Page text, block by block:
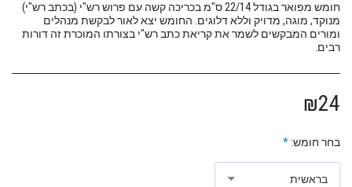
חומש מפואר בגודל 22/14 ס"מ בכריכה קשה עם פרוש רש"י (בכתב רש"י)
מנוקד, מוגה, מדויק וללא דלוגים. החומש יצא לאור לבקשת מנהלים
ומורים המבקשים לשמר את קריאת כתב רש"י בצורתו המוכרת זה דורות
רבים.
₪24
בחר חומש: *
בראשית